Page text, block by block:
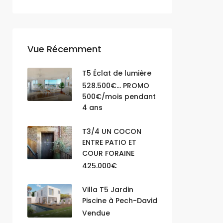
Vue Récemment
T5 Éclat de lumière
528.500€... PROMO
500€/mois pendant
4 ans
T3/4 UN COCON
ENTRE PATIO ET
COUR FORAINE
425.000€
Villa T5 Jardin
Piscine à Pech-David
Vendue